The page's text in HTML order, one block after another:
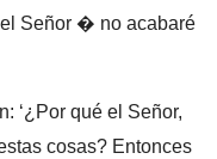
Señor � no acabaré
‘¿Por qué el Señor,
cosas? Entonces